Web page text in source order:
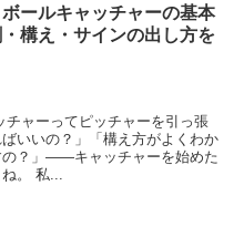
ボールキャッチャーの基本
・構え・サインの出し方を
ャーってピッチャーを引っ張
いいの？」「構え方がよくわか
の？」——キャッチャーを始めた
。 私...